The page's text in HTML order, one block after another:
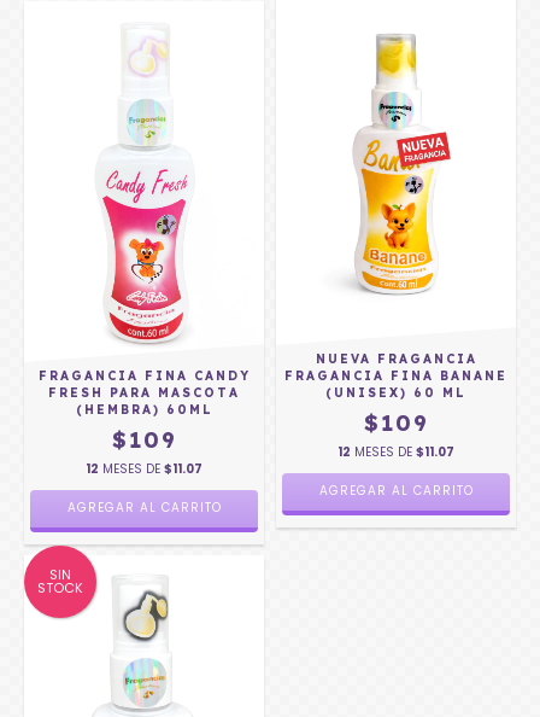
FRAGANCIA FINA CANDY
FRESH PARA MASCOTA
(HEMBRA) 60ML
$109
12 MESES DE $11.07
NUEVA FRAGANCIA
FRAGANCIA FINA BANANE
(UNISEX) 60 ML
$109
12 MESES DE $11.07
SIN
STOCK